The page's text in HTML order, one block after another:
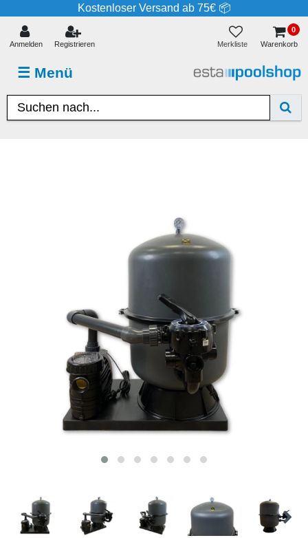
Kostenloser Versand ab 75€ 📦
☰ Menü
Anmelden Registrieren Merkliste
0
Warenkorb